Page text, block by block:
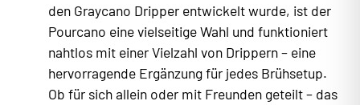
den Graycano Dripper entwickelt wurde, ist der
Pourcano eine vielseitige Wahl und funktioniert
nahtlos mit einer Vielzahl von Drippern – eine
hervorragende Ergänzung für jedes Brühsetup.
Ob für sich allein oder mit Freunden geteilt – das